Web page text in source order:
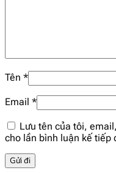
id="1935"]
[popup_anything
id="1938"]
[popup_anything
id="1939"]
Tên *
Email *
Lưu tên của tôi,
cho lần bình luận kế tiếp